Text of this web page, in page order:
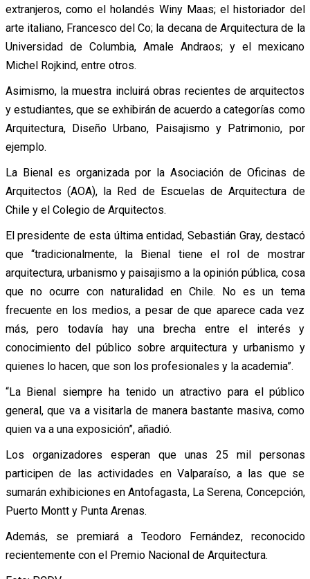
extranjeros, como el holandés Winy Maas; el historiador del
arte italiano, Francesco del Co; la decana de Arquitectura de la
Universidad de Columbia, Amale Andraos; y el mexicano
Michel Rojkind, entre otros.
Asimismo, la muestra incluirá obras recientes de arquitectos
y estudiantes, que se exhibirán de acuerdo a categorías como
Arquitectura, Diseño Urbano, Paisajismo y Patrimonio, por
ejemplo.
La Bienal es organizada por la Asociación de Oficinas de
Arquitectos (AOA), la Red de Escuelas de Arquitectura de
Chile y el Colegio de Arquitectos.
El presidente de esta última entidad, Sebastián Gray, destacó
que “tradicionalmente, la Bienal tiene el rol de mostrar
arquitectura, urbanismo y paisajismo a la opinión pública, cosa
que no ocurre con naturalidad en Chile. No es un tema
frecuente en los medios, a pesar de que aparece cada vez
más, pero todavía hay una brecha entre el interés y
conocimiento del público sobre arquitectura y urbanismo y
quienes lo hacen, que son los profesionales y la academia”.
“La Bienal siempre ha tenido un atractivo para el público
general, que va a visitarla de manera bastante masiva, como
quien va a una exposición”, añadió.
Los organizadores esperan que unas 25 mil personas
participen de las actividades en Valparaíso, a las que se
sumarán exhibiciones en Antofagasta, La Serena, Concepción,
Puerto Montt y Punta Arenas.
Además, se premiará a Teodoro Fernández, reconocido
recientemente con el Premio Nacional de Arquitectura.